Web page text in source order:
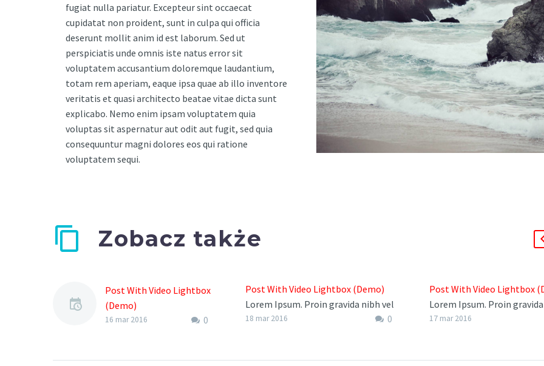
fugiat nulla pariatur. Excepteur sint occaecat
cupidatat non proident, sunt in culpa qui officia
deserunt mollit anim id est laborum. Sed ut
perspiciatis unde omnis iste natus error sit
voluptatem accusantium doloremque laudantium,
totam rem aperiam, eaque ipsa quae ab illo inventore
veritatis et quasi architecto beatae vitae dicta sunt
explicabo. Nemo enim ipsam voluptatem quia
voluptas sit aspernatur aut odit aut fugit, sed quia
consequuntur magni dolores eos qui ratione
voluptatem sequi.
Zobacz także
Post With Video Lightbox
(Demo)
Lorem Ipsum. Proin
0
16 mar 2016
Post With Video Lightbox (Demo)
Lorem Ipsum. Proin gravida nibh vel
velit auctor aliquet. Aenean
0
18 mar 2016
Post With Video Lightbox
Lorem Ipsum. Proin
velit auctor aliquet. Aenean
17 mar 2016